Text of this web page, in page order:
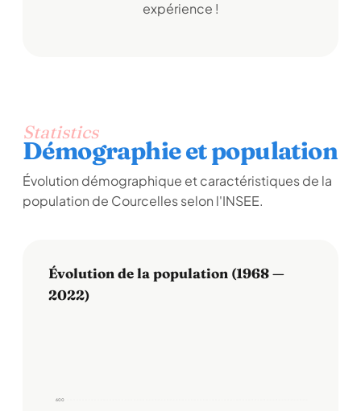
expérience !
Statistics
Démographie et population
Évolution démographique et caractéristiques de la
population de Courcelles selon l'INSEE.
Évolution de la population (1968 —
2022)
600